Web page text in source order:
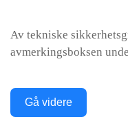
Av tekniske
avmerkingsboksen
Gå videre